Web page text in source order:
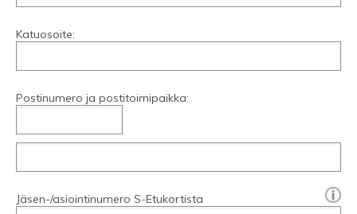
Katuosoite:
Postinumero ja postitoimipaikka:
Jäsen-/asiointinumero S-Etukortista